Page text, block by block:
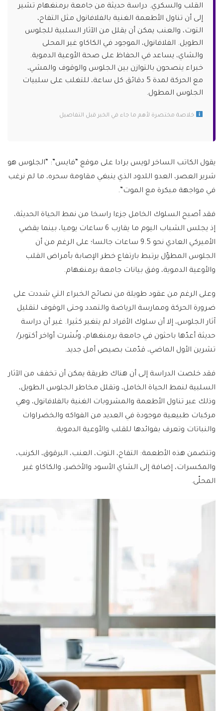
القلب والسكري. دراسة حديثة من جامعة برمنغهام تشير
إلى أن تناول الأطعمة الغنية بالفلافانول مثل التفاح،
التوت، والعنب يمكن أن يقلل من الآثار السلبية للجلوس
الطويل. الفلافانول، الموجود في الكاكاو غير المحلى
والشاي، يساعد في الحفاظ على صحة الأوعية الدموية.
خبراء ينصحون بالتوازن بين الجلوس والوقوف والمشي،
مع الحركة لمدة 5 دقائق كل ساعة، للتغلب على سلبيات
الجلوس المطول.
خلاصة مختصرة لأهم ما جاء في الخبر قبل التفاصيل
يقول الكاتب الساخر لويس برادا على موقع “فايس”: “الجلوس هو
شرير العصر، العدو اللدود الذي ينبغي مقاومة سحره، ما لم نرغب
في مواجهة مبكرة مع الموت”.
فقد أصبح السلوك الخامل جزءا راسخا من نمط الحياة الحديثة،
إذ يجلس الشباب اليوم ما يقارب 6 ساعات يوميا، بينما يقضي
الأميركي العادي نحو 9.5 ساعات جالسا؛ على الرغم من أن
الجلوس المطوّل يرتبط بارتفاع خطر الإصابة بأمراض القلب
والأوعية الدموية، وفق بيانات جامعة برمنغهام.
وعلى الرغم من عقود طويلة من نصائح الخبراء التي شددت على
ضرورة الحركة وممارسة الرياضة والتمدد وحتى الوقوف لتقليل
آثار الجلوس، إلا أن سلوك الأفراد لم يتغير كثيرا. غير أن دراسة
حديثة أعدّها باحثون في جامعة برمنغهام، ونُشرت أواخر أكتوبر/
تشرين الأول الماضي، قدّمت بصيص أمل جديد.
فقد خلصت الدراسة إلى أن هناك طريقة يمكن أن تخفف من الآثار
السلبية لنمط الحياة الخامل، وتقلل مخاطر الجلوس الطويل،
وذلك عبر تناول الأطعمة والمشروبات الغنية بالفلافانول، وهي
مركبات طبيعية موجودة في العديد من الفواكه والخضراوات
والنباتات وتعرف بفوائدها للقلب والأوعية الدموية.
وتتضمن هذه الأطعمة: التفاح، التوت، العنب، البرقوق، الكرنب،
والمكسرات، إضافة إلى الشاي الأسود والأخضر، والكاكاو غير
المحلّى.